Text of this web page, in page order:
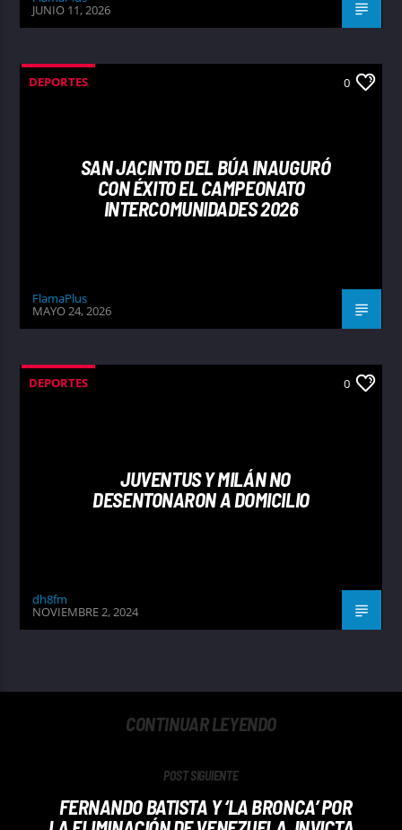
JUNIO 11, 2026
DEPORTES 0
SAN JACINTO DEL BÚA INAUGURÓ
CON ÉXITO EL CAMPEONATO
INTERCOMUNIDADES 2026
FlamaPlus
MAYO 24, 2026
DEPORTES 0
JUVENTUS Y MILÁN NO
DESENTONARON A DOMICILIO
dh8fm
NOVIEMBRE 2, 2024
CONTINUAR LEYENDO
POST SIGUIENTE
FERNANDO BATISTA Y ‘LA BRONCA’ POR